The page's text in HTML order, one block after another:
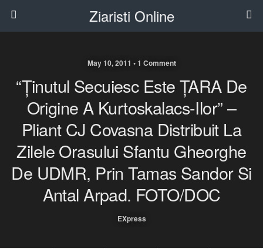
Ziaristi Online
May 10, 2011 • 1 Comment
“Ținutul Secuiesc Este ȚARA De
Origine A Kurtoskalacs-Ilor” –
Pliant CJ Covasna Distribuit La
Zilele Orasului Sfantu Gheorghe
De UDMR, Prin Tamas Sandor Si
Antal Arpad. FOTO/DOC
EXpress